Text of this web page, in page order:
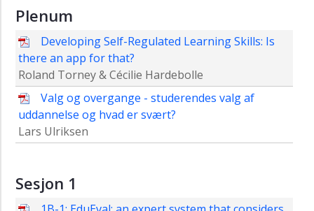
som
bidra
Til
deg
som
skal
delta
2026
Plenum
Developing Self-Regulated Learning Skills: Is
there an app for that?
Roland Torney & Cécilie Hardebolle
Valg og overgange - studerendes valg af
uddannelse og hvad er svært?
Lars Ulriksen
Sesjon 1